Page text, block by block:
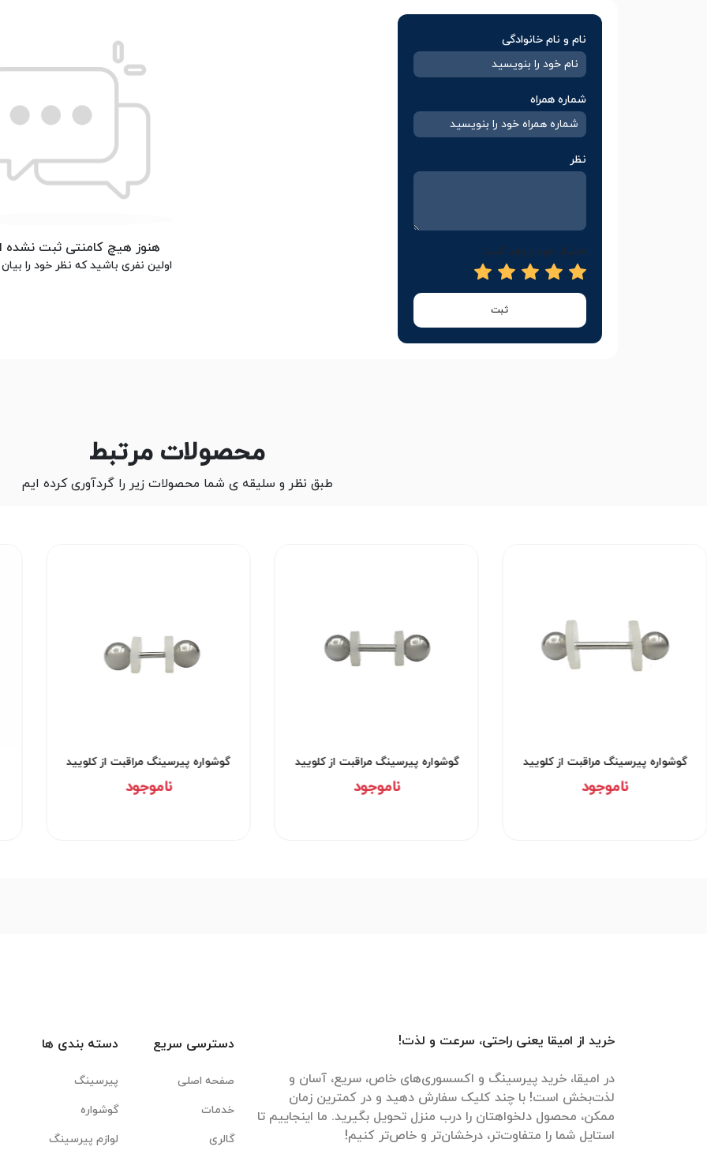
نام و نام خانوادگی
شماره همراه
نظر
امتیاز خود را وارد کنید
ثبت
هنوز هیچ کامنتی ثبت
اولین نفری باشید که نظر خود را
محصولات مرتبط
طبق نظر و سلیقه ی شما محصولات زیر را گردآوری کرده ایم
گوشواره پیرسینگ مراقبت از کلویید
کد۲۹۵۳
ناموجود
گوشواره پیرسینگ مراقبت از کلویید
کد۲۹۵۲
ناموجود
گوشواره پیرسینگ مراقبت از کلویید
ناموجود
خرید از امیقا یعنی راحتی، سرعت و لذت!
در امیقا، خرید پیرسینگ و اکسسوری‌های خاص، سریع، آسان و
لذت‌بخش است! با چند کلیک سفارش دهید و در کمترین زمان
ممکن، محصول دلخواهتان را درب منزل تحویل بگیرید. ما اینجاییم تا
دسترسی سریع
صفحه اصلی
خدمات
گالری
دسته بندی ها
پیرسینگ
گوشواره
لوازم پیرسینگ